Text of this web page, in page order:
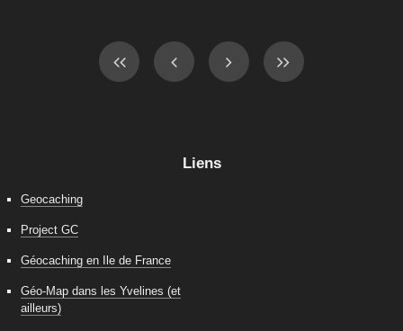
Liens
Geocaching
Project GC
Géocaching en Ile de France
Géo-Map dans les Yvelines (et
ailleurs)